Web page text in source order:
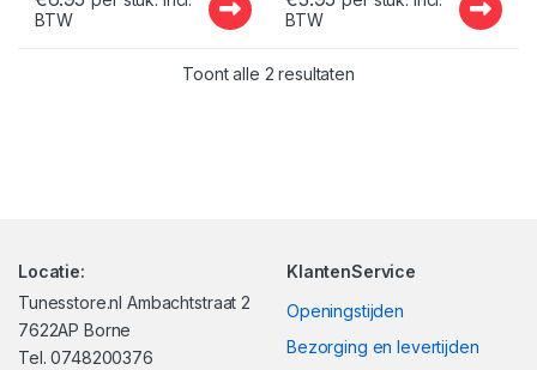
BTW
BTW
Toont alle 2 resultatenGesorteerd op
Locatie:
Tunesstore.nl Ambachtstraat 2
7622AP Borne
Tel. 0748200376
KlantenService
Openingstijden
Bezorging en levertijden